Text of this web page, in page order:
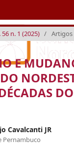
56 n. 1 (2025) / Artigos
E
Cavalcanti JR
Pernambuco